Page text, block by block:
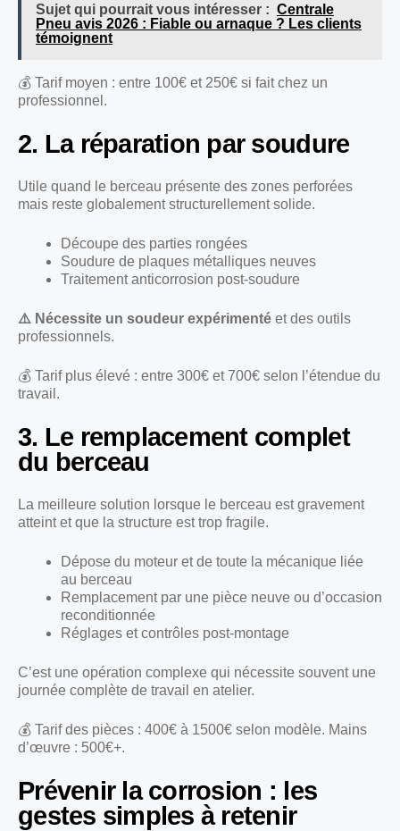
Sujet qui pourrait vous intéresser : Centrale
Pneu avis 2026 : Fiable ou arnaque ? Les clients
témoignent
💰 Tarif moyen : entre 100€ et 250€ si fait chez un
professionnel.
2. La réparation par soudure
Utile quand le berceau présente des zones perforées
mais reste globalement structurellement solide.
Découpe des parties rongées
Soudure de plaques métalliques neuves
Traitement anticorrosion post-soudure
⚠️ Nécessite un soudeur expérimenté et des outils
professionnels.
💰 Tarif plus élevé : entre 300€ et 700€ selon l’étendue du
travail.
3. Le remplacement complet
du berceau
La meilleure solution lorsque le berceau est gravement
atteint et que la structure est trop fragile.
Dépose du moteur et de toute la mécanique liée
au berceau
Remplacement par une pièce neuve ou d’occasion
reconditionnée
Réglages et contrôles post-montage
C’est une opération complexe qui nécessite souvent une
journée complète de travail en atelier.
💰 Tarif des pièces : 400€ à 1500€ selon modèle. Mains
d’œuvre : 500€+.
Prévenir la corrosion : les
gestes simples à retenir